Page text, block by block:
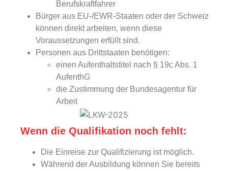
Berufskraftfahrer
Bürger aus EU-/EWR-Staaten oder der Schweiz
können direkt arbeiten, wenn diese
Voraussetzungen erfüllt sind.
Personen aus Drittstaaten benötigen:
einen Aufenthaltstitel nach § 19c Abs. 1
AufenthG
die Zustimmung der Bundesagentur für
Arbeit
Wenn die Qualifikation noch fehlt:
Die Einreise zur Qualifizierung ist möglich.
Während der Ausbildung können Sie bereits